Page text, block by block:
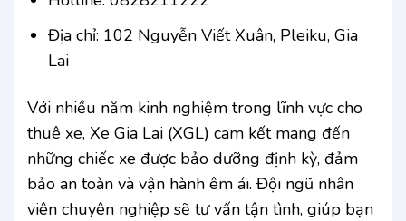
Địa chỉ: 102 Nguyễn Viết Xuân, Pleiku, Gia
Lai
Với nhiều năm kinh nghiệm trong lĩnh vực cho
thuê xe, Xe Gia Lai (XGL) cam kết mang đến
những chiếc xe được bảo dưỡng định kỳ, đảm
bảo an toàn và vận hành êm ái. Đội ngũ nhân
viên chuyên nghiệp sẽ tư vấn tận tình, giúp bạn